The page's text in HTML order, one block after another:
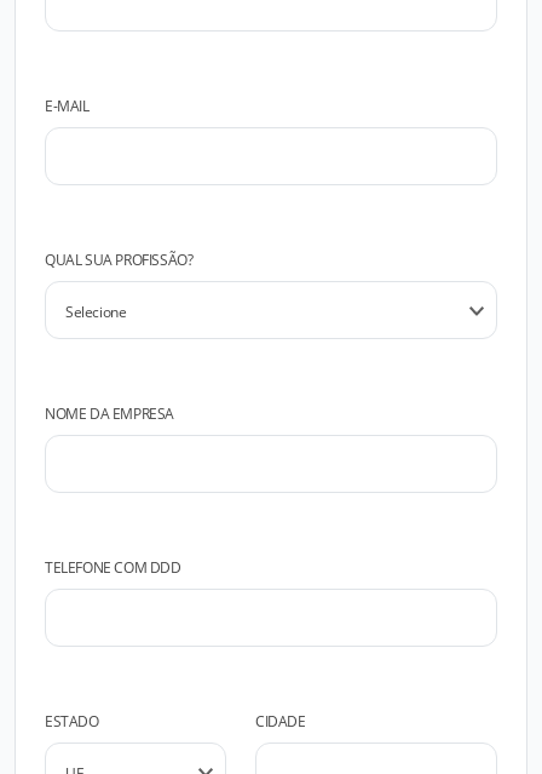
E-MAIL
QUAL SUA PROFISSÃO?
NOME DA EMPRESA
TELEFONE COM DDD
ESTADO CIDADE